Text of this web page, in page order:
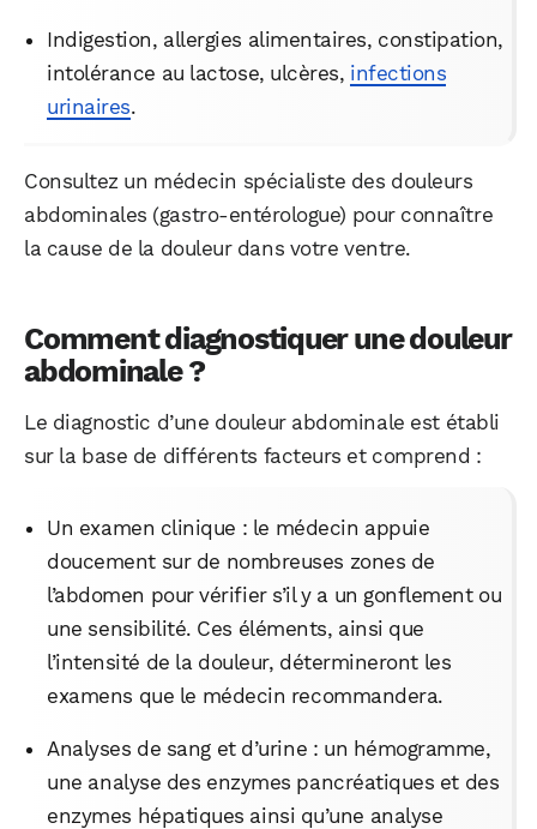
Indigestion, allergies alimentaires, constipation,
intolérance au lactose, ulcères, infections
urinaires.
Consultez un médecin spécialiste des douleurs
abdominales (gastro-entérologue) pour connaître
la cause de la douleur dans votre ventre.
Comment diagnostiquer une douleur
abdominale ?
Le diagnostic d’une douleur abdominale est établi
sur la base de différents facteurs et comprend :
Un examen clinique : le médecin appuie
doucement sur de nombreuses zones de
l’abdomen pour vérifier s’il y a un gonflement ou
une sensibilité. Ces éléments, ainsi que
l’intensité de la douleur, détermineront les
examens que le médecin recommandera.
Analyses de sang et d’urine : un hémogramme,
une analyse des enzymes pancréatiques et des
enzymes hépatiques ainsi qu’une analyse
WhatsApp
Facebook X LinkedIn